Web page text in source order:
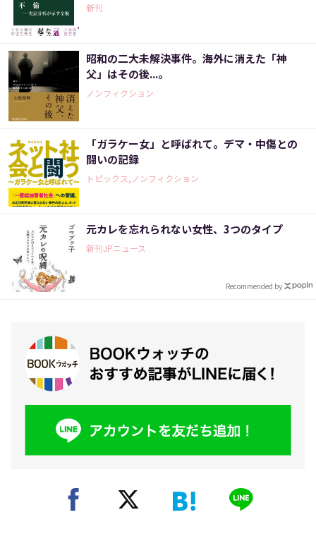
新刊
昭和の二大未解決事件。海外に消えた「神
父」はその後...。
ノンフィクション
「ガラケー女」と呼ばれて。デマ・中傷との
闘いの記録
トピックス,ノンフィクション
元カレを忘れられない女性、3つのタイプ
新刊JPニュース
Recommended by